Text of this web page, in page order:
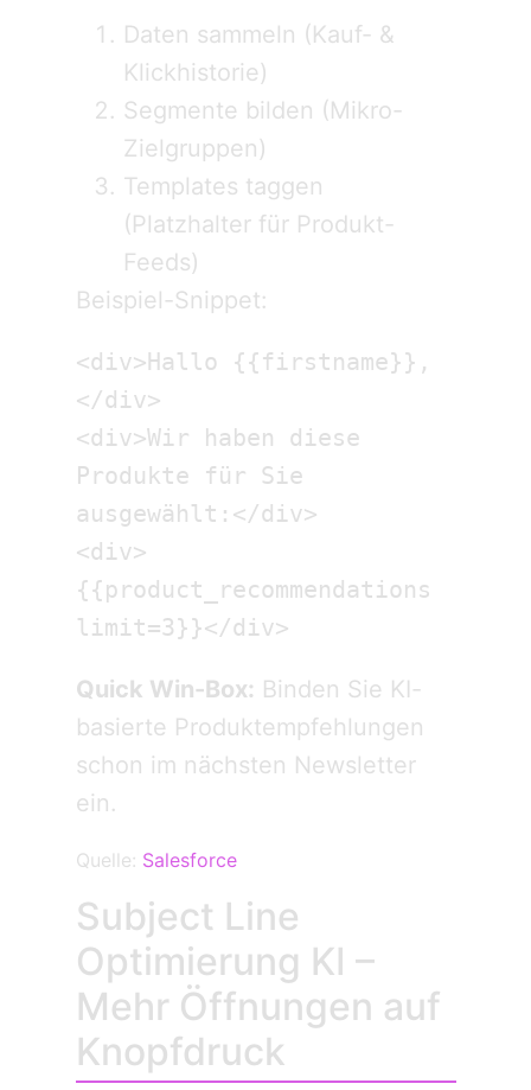
Daten sammeln (Kauf- &
Klickhistorie)
Segmente bilden (Mikro-
Zielgruppen)
Templates taggen
(Platzhalter für Produkt-
Feeds)
Beispiel-Snippet:
<div>Hallo {{firstname}},
</div>
<div>Wir haben diese
Produkte für Sie
ausgewählt:</div>
<div>
{{product_recommendations
limit=3}}</div>
Quick Win-Box: Binden Sie KI-
basierte Produktempfehlungen
schon im nächsten Newsletter
ein.
Quelle: Salesforce
Subject Line
Optimierung KI –
Mehr Öffnungen auf
Knopfdruck